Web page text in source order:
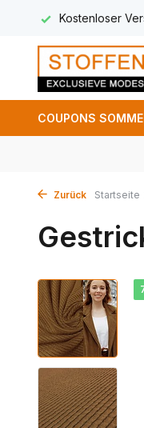
€ 150 (DE)
COUPONS
Zurück Startseite